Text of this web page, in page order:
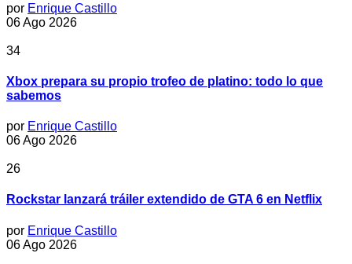
por Enrique Castillo
06 Ago 2026
34
Xbox prepara su propio trofeo de platino: todo lo que
sabemos
por Enrique Castillo
06 Ago 2026
26
Rockstar lanzará tráiler extendido de GTA 6 en Netflix
por Enrique Castillo
06 Ago 2026